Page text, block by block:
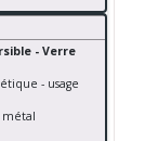
- Verre
- usage
métal